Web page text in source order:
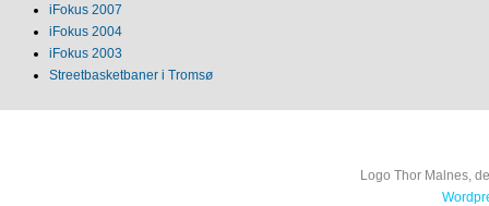
iFokus 2007
iFokus 2004
iFokus 2003
Streetbasketbaner i Tromsø
Logo Thor Malnes,